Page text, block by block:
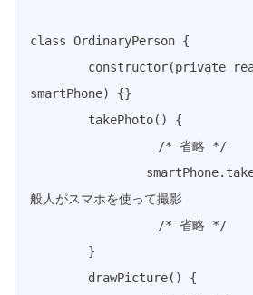
class OrdinaryPerson {
constructor(private
smartPhone) {}
takePhoto( )
{
/* 省略 */
		smartPhone
.
般人がスマホを使って撮影
/* 省略 */
}
drawPicture( )
{